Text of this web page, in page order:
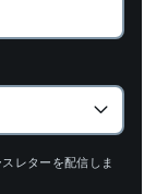
レターを配信しま